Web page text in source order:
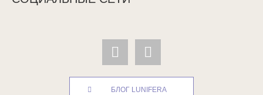
БЛОГ LUNIFERA